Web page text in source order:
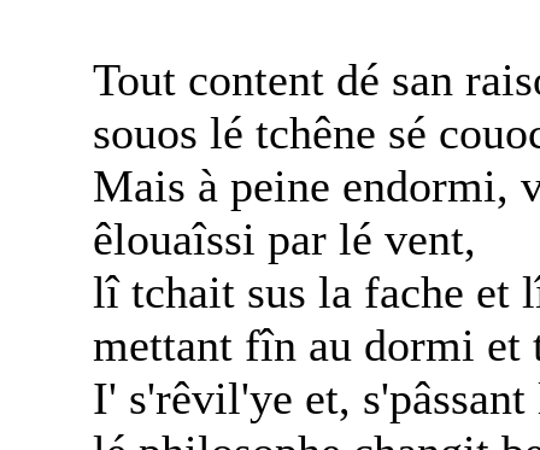
Tout content dé san
souos lé tchêne sé
Mais à peine endormi,
êlouaîssi par lé vent,
lî tchait sus la fache et
mettant fîn au dormi et
I' s'rêvil'ye et,